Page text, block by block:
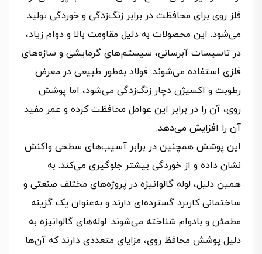
فلز روی برای محافظت در برابر زنگ‌زدگی و خوردگی تولید
می‌شود. این محصولات به دلیل مقاومت بالا و دوام زیاد،
در تاسیسات آبرسانی، سیستم‌های گرمایشی و سازه‌های
فلزی استفاده می‌شوند. فولاد به‌طور طبیعی در معرض
رطوبت و اکسیژن دچار زنگ‌زدگی می‌شود، اما پوشش
روی، آن را در برابر این عوامل محافظت کرده و عمر مفید
آن را افزایش می‌دهد.
این پوشش همچنین در برابر آسیب‌های سطحی واکنش
نشان داده و از خوردگی بیشتر جلوگیری می‌کند. به
همین دلیل، لوله‌ گالوانیزه در پروژه‌های مختلف صنعتی و
ساختمانی کاربرد گسترده‌ای دارند و به‌عنوان یک گزینه
مطمئن و بادوام شناخته می‌شوند. لوله‌های گالوانیزه به
دلیل پوشش محافظ روی، مزایای متعددی دارند که آن‌ها